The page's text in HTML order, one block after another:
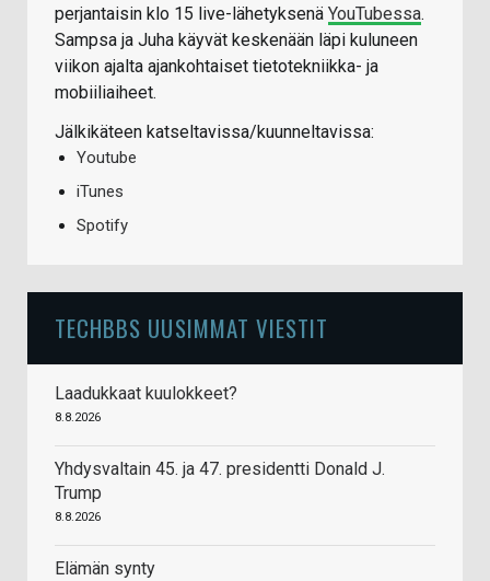
perjantaisin klo 15 live-lähetyksenä YouTubessa.
Sampsa ja Juha käyvät keskenään läpi kuluneen
viikon ajalta ajankohtaiset tietotekniikka- ja
mobiiliaiheet.
Jälkikäteen katseltavissa/kuunneltavissa:
Youtube
iTunes
Spotify
TECHBBS UUSIMMAT VIESTIT
Laadukkaat kuulokkeet?
8.8.2026
Yhdysvaltain 45. ja 47. presidentti Donald J.
Trump
8.8.2026
Elämän synty